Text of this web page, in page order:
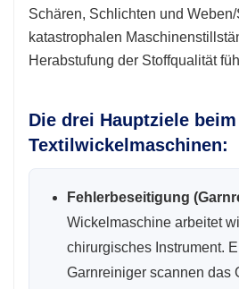
Schären, Schlichten und
katastrophalen
Herabstufung der Stoffqualität
Die drei Hauptziele
Textilwickelmaschinen:
Fehlerbeseitigung
Wickelmaschine arbeitet
chirurgisches Instrument.
Garnreiniger scannen das